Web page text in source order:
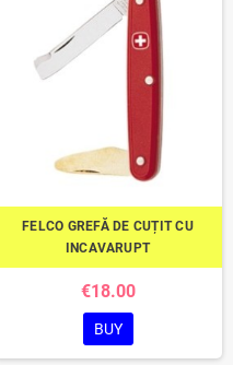
FELCO GREFĂ DE CUȚIT CU
INCAVARUPT
€18.00
BUY